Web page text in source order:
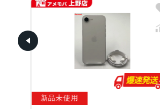
新品未使用